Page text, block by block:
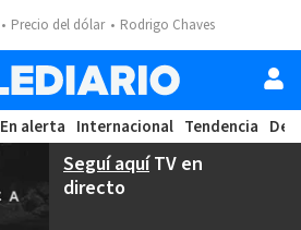
Precio del dólar Rodrigo Chaves
En alerta Internacional Tendencia
Seguí aquíTV en
directo